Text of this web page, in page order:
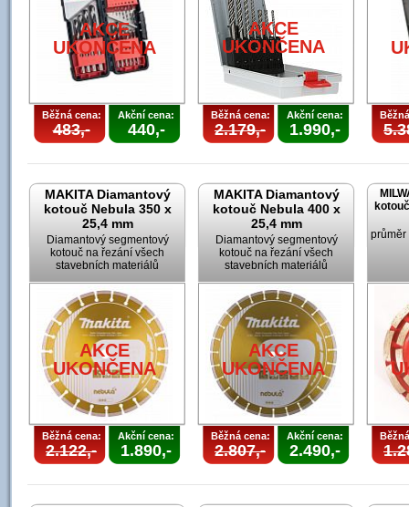
AKCE
UKONČENA
Běžná cena:
483,-
Akční cena:
440,-
AKCE
UKONČENA
Běžná cena:
2.179,-
Akční cena:
1.990,-
MAKITA Diamantový
kotouč Nebula 350 x
25,4 mm
Diamantový segmentový
kotouč na řezání všech
stavebních materiálů
AKCE
UKONČENA
Běžná cena:
2.122,-
Akční cena:
1.890,-
MAKITA Diamantový
kotouč Nebula 400 x
25,4 mm
Diamantový segmentový
kotouč na řezání všech
stavebních materiálů
AKCE
UKONČENA
Běžná cena:
2.807,-
Akční cena:
2.490,-
průměr